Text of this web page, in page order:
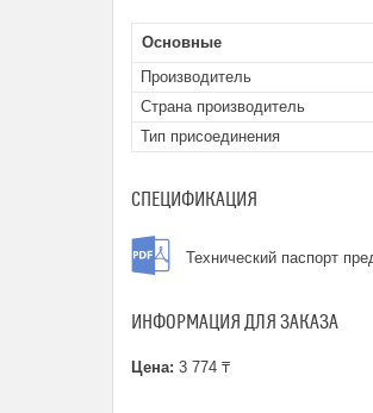
Основные
Производитель
Страна производитель
Тип присоединения
СПЕЦИФИКАЦИЯ
Технический паспорт
ИНФОРМАЦИЯ ДЛЯ ЗАКАЗА
Цена: 3 774 ₸